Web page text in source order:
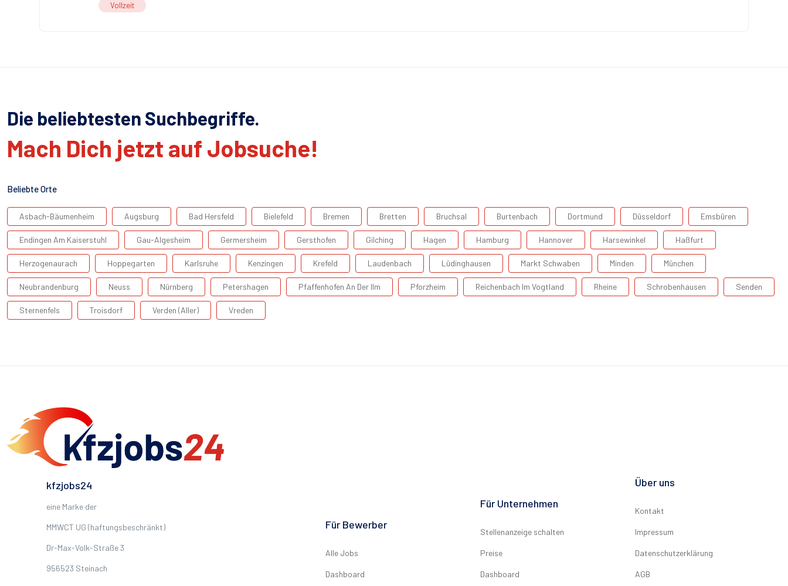
Vollzeit
Die beliebtesten Suchbegriffe.
Mach Dich jetzt auf Jobsuche!
Beliebte Orte
Asbach-Bäumenheim Augsburg Bad Hersfeld Bielefeld Bremen Bretten Bruchsal Burtenbach Dortmund Düsseldorf Emsbüren
Endingen Am Kaiserstuhl Gau-Algesheim Germersheim Gersthofen Gilching Hagen Hamburg Hannover Harsewinkel Haßfurt
Herzogenaurach Hoppegarten Karlsruhe Kenzingen Krefeld Laudenbach Lüdinghausen Markt Schwaben Minden München
Neubrandenburg Neuss Nürnberg Petershagen Pfaffenhofen An Der Ilm Pforzheim Reichenbach Im Vogtland Rheine Schrobenhausen Senden
Sternenfels Troisdorf Verden (Aller) Vreden
kfzjobs24
eine Marke der
MMWCT UG (haftungsbeschränkt)
Dr-Max-Volk-Straße 3
956523 Steinach
Für Bewerber
Alle Jobs
Dashboard
Für Unternehmen
Stellenanzeige schalten
Preise
Dashboard
Über uns
Kontakt
Impressum
Datenschutzerklärung
AGB